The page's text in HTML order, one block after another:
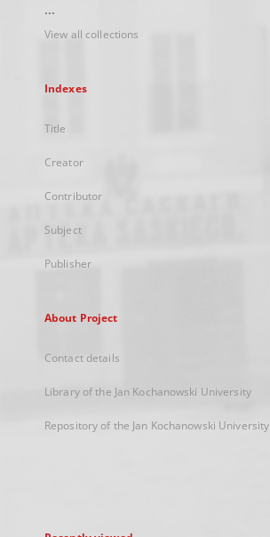
...
View all collections
Indexes
Title
Creator
Contributor
Subject
Publisher
About Project
Contact details
Library of the Jan Kochanowski University
Repository of the Jan Kochanowski University